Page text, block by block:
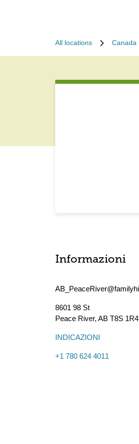
All locations Canada
Informazioni
8601 98 St
Peace River, AB T8S 1R4
INDICAZIONI
+1 780 624 4011